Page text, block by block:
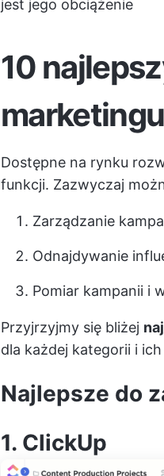
jest jego obciążenie
10
Dostępne na rynku
funkcji. Zazwyczaj
Zarządzanie
Odnajdywanie
Pomiar kampanii i
Przyjrzyjmy się bliżej
dla każdej kategorii i
Najlepsze do
1. ClickUp